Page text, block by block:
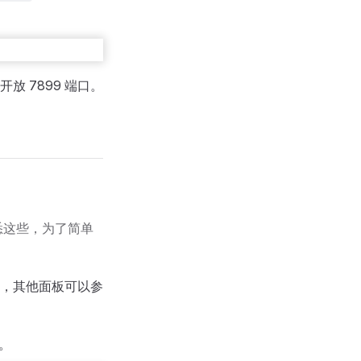
放 7899 端口。
些，为了简单
其他面板可以参